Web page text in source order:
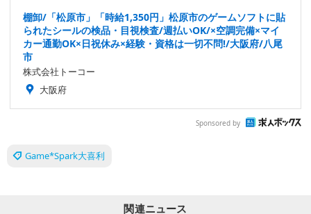
棚卸/「松原市」「時給1,350円」松原市のゲームソフトに貼
られたシールの検品・目視検査/週払いOK/×空調完備×マイ
カー通勤OK×日祝休み×経験・資格は一切不問!/大阪府/八尾
市
株式会社トーコー
大阪府
Sponsored by
Game*Spark大喜利
関連ニュース